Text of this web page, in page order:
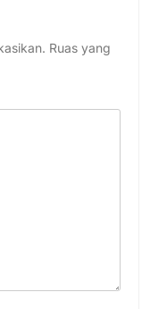
Ruas yang